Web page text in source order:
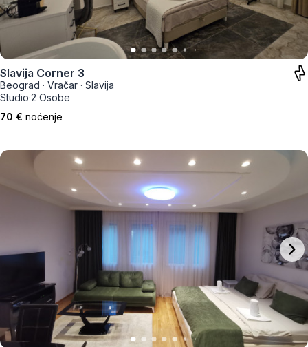
Slavija Corner 3
Beograd · Vračar · Slavija
Studio·2 Osobe
70 € noćenje